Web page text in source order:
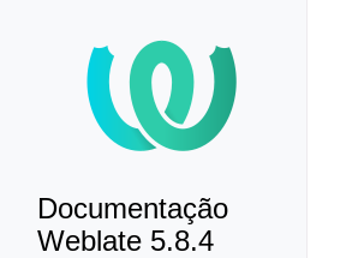
Documentação
Weblate 5.8.4